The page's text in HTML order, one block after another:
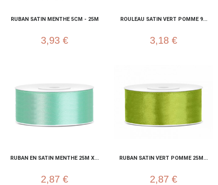
RUBAN SATIN MENTHE 5CM - 25M
3,93 €
ROULEAU SATIN VERT POMME 9...
3,18 €
RUBAN EN SATIN MENTHE 25M X...
2,87 €
RUBAN SATIN VERT POMME 25M...
2,87 €